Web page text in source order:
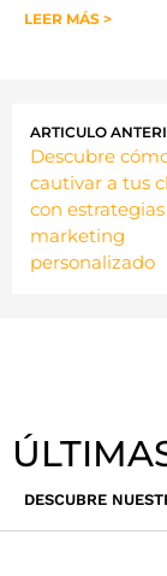
LEER MÁS >
ARTICULO
Descubre
cautivar a tus
con
marketing
personalizado
DESCUBRE